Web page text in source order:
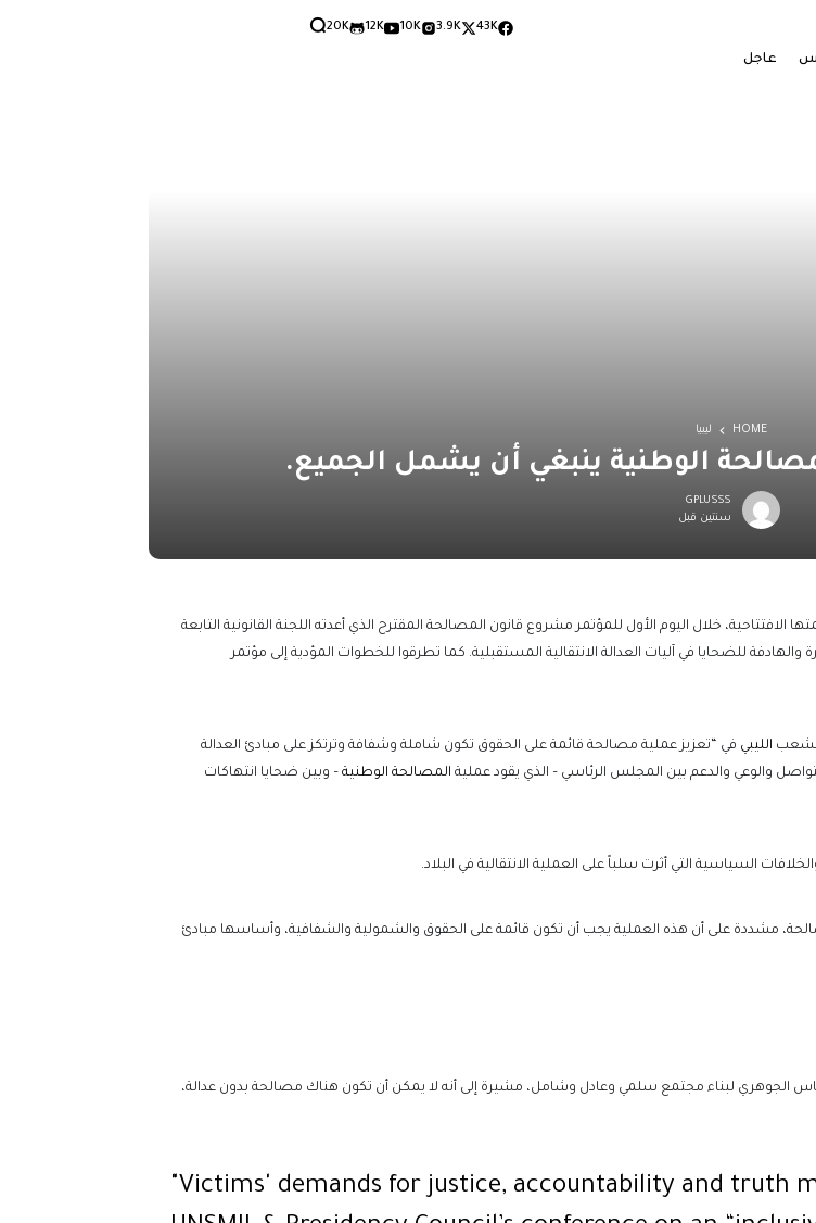
عاجل
43K
3.9K
10K
12K
20K
HOME ليبيا
الوطنية ينبغي أن يشمل الجميع.
GPLUSSS
سنتين قبل
خلال اليوم الأول للمؤتمر مشروع قانون المصالحة المقترح الذي أعدته اللجنة القانونية التابعة
للضحايا في آليات العدالة الانتقالية المستقبلية. كما تطرقوا للخطوات المؤدية إلى مؤتمر
الشعب الليبي في “تعزيز عملية مصالحة قائمة على الحقوق تكون شاملة وشفافة وترتكز على مبادئ العدالة
والوعي والدعم بين المجلس الرئاسي – الذي يقود عملية المصالحة الوطنية – وبين ضحايا انتهاكات
السياسية التي أثرت سلباً على العملية الانتقالية في البلاد.
مشددة على أن هذه العملية يجب أن تكون قائمة على الحقوق والشمولية والشفافية، وأساسها مبادئ
الجوهري لبناء مجتمع سلمي وعادل وشامل، مشيرة إلى أنه لا يمكن أن تكون هناك مصالحة بدون عدالة،
"Victims' demands for justice, accountability and truth